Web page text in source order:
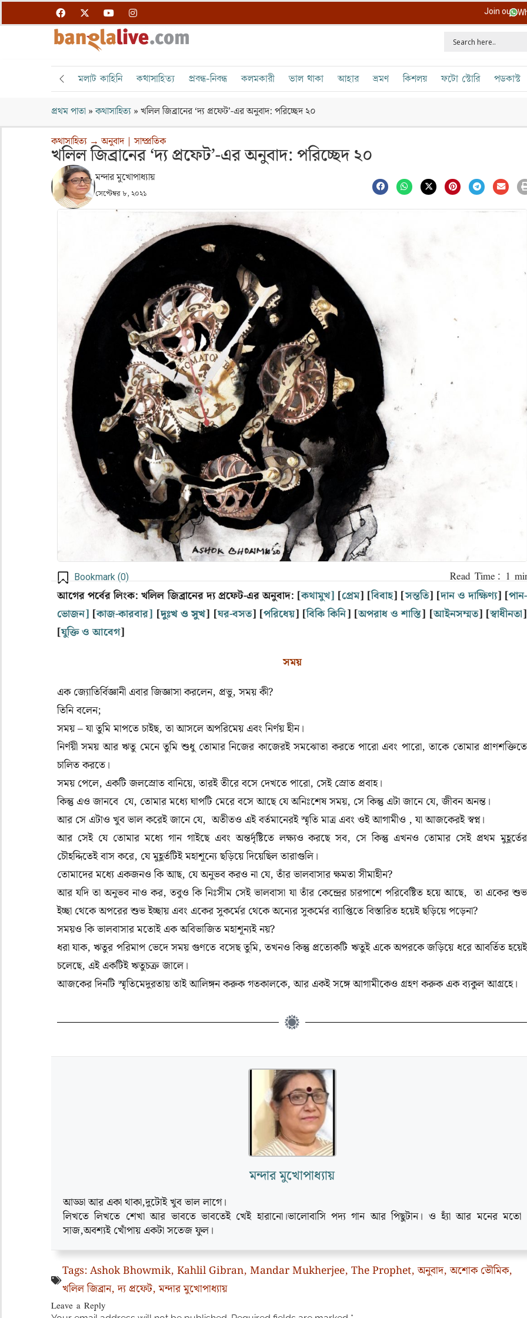
Join our
মলাট কাহিনি কথাসাহিত্য প্রবন্ধ-নিবন্ধ কলমকারী ভাল থাকা আহার ভ্রমণ কিশলয় ফটো স্টোরি পডকাস্ট
প্রথম পাতা »কথাসাহিত্য »খলিল জিব্রানের ‘দ্য প্রফেট’-এর অনুবাদ: পরিচ্ছেদ ২০
কথাসাহিত্য →অনুবাদ|সাম্প্রতিক
খলিল জিব্রানের ‘দ্য প্রফেট’-এর অনুবাদ: পরিচ্ছেদ ২০
মন্দার মুখোপাধ্যায়
সেপ্টেম্বর ৮, ২০২১
Bookmark (0)
আগের পর্বের লিংক: খলিল জিব্রানের দ্য প্রফেট-এর অনুবাদ: [কথামুখ] [প্রেম] [বিবাহ] [সন্ততি] [দান ও দাক্ষিণ্য] [পান-
ভোজন] [কাজ-কারবার] [দুঃখ ও সুখ] [ঘর-বসত] [পরিধেয়] [বিকি কিনি] [অপরাধ ও শাস্তি] [আইনসম্মত] [স্বাধীনতা]
[যুক্তি ও আবেগ]
সময়
এক জ্যোতির্বিজ্ঞানী এবার জিজ্ঞাসা করলেন, প্রভু, সময় কী?
তিনি বলেন;
সময় – যা তুমি মাপতে চাইছ, তা আসলে অপরিমেয় এবং নির্ণয় হীন।
নির্ণয়ী সময় আর ঋতু মেনে তুমি শুধু তোমার নিজের কাজেরই সমঝোতা করতে পারো এবং পারো, তাকে তোমার প্রাণশক্তিতে
চালিত করতে।
সময় পেলে, একটি জলস্রোত বানিয়ে, তারই তীরে বসে দেখতে পারো, সেই স্রোত প্রবাহ।
কিন্তু এও জানবে যে, তোমার মধ্যে ঘাপটি মেরে বসে আছে যে অনিঃশেষ সময়, সে কিন্তু এটা জানে যে, জীবন অনন্ত।
আর সে এটাও খুব ভাল করেই জানে যে, অতীতও এই বর্তমানেরই স্মৃতি মাত্র এবং ওই আগামীও , যা আজকেরই স্বপ্ন।
আর সেই যে তোমার মধ্যে গান গাইছে এবং অন্তর্দৃষ্টিতে লক্ষ্যও করছে সব, সে কিন্তু এখনও তোমার সেই প্রথম মুহূর্তের
চৌহদ্দিতেই বাস করে, যে মুহূর্তটিই মহাশূন্যে ছড়িয়ে দিয়েছিল তারাগুলি।
তোমাদের মধ্যে একজনও কি আছ, যে অনুভব করও না যে, তাঁর ভালবাসার ক্ষমতা সীমাহীন?
আর যদি তা অনুভব নাও কর, তবুও কি নিঃসীম সেই ভালবাসা যা তাঁর কেন্দ্রের চারপাশে পরিবেষ্টিত হয়ে আছে, তা একের শুভ
ইচ্ছা থেকে অপরের শুভ ইচ্ছায় এবং একের সুকর্মের থেকে অন্যের সুকর্মের ব্যাপ্তিতে বিস্তারিত হয়েই ছড়িয়ে পড়েনা?
সময়ও কি ভালবাসার মতোই এক অবিভাজিত মহাশূন্যই নয়?
ধরা যাক, ঋতুর পরিমাপ ভেদে সময় গুণতে বসেছ তুমি, তখনও কিন্তু প্রত্যেকটি ঋতুই একে অপরকে জড়িয়ে ধরে আবর্তিত হয়েই
চলেছে, এই একটিই ঋতুচক্র জালে।
আজকের দিনটি স্মৃতিমেদুরতায় তাই আলিঙ্গন করুক গতকালকে, আর একই সঙ্গে আগামীকেও গ্রহণ করুক এক ব্যকুল আগ্রহে।
মন্দার মুখোপাধ্যায়
আড্ডা আর একা থাকা,দুটোই খুব ভাল লাগে।
লিখতে লিখতে শেখা আর ভাবতে ভাবতেই খেই হারানো।ভালোবাসি পদ্য গান আর পিছুটান। ও হ্যাঁ আর মনের মতো
সাজ,অবশ্যই খোঁপায় একটা সতেজ ফুল।
Tags:Ashok Bhowmik, Kahlil Gibran, Mandar Mukherjee, The Prophet,অনুবাদ,অশোক ভৌমিক,
খলিল জিব্রান,দ্য প্রফেট,মন্দার মুখোপাধ্যায়
Leave a Reply